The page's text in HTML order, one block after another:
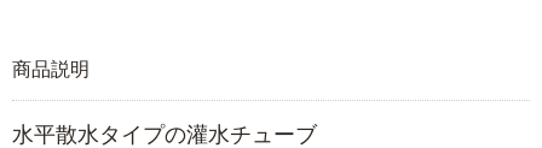
商品説明
水平散水タイプの灌水チューブ